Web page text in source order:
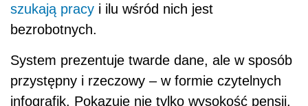
szukają pracy i ilu wśród nich jest
bezrobotnych.
System prezentuje twarde dane, ale w sposób
przystępny i rzeczowy – w formie czytelnych
infografik. Pokazuje nie tylko wysokość pensji,